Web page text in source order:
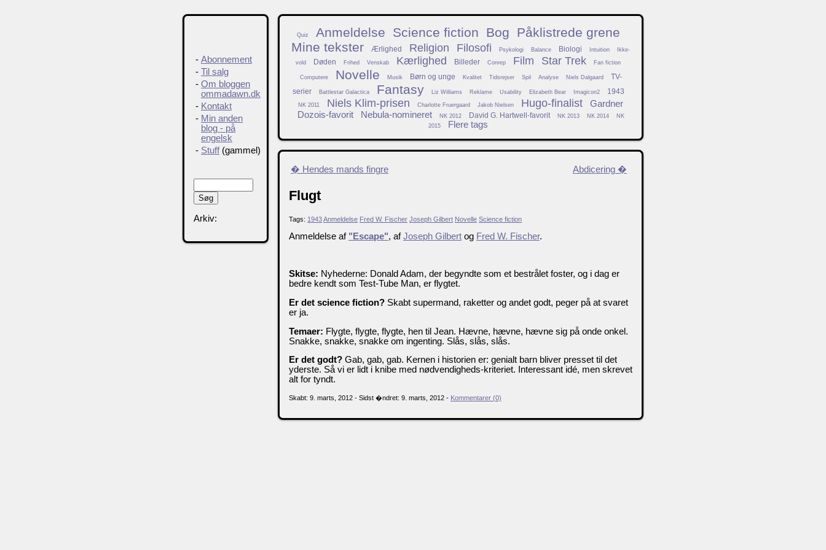
Quiz Anmeldelse Science fiction Bog
Påklistrede grene
Mine tekster
Ærlighed Religion Filosofi Psykologi Balance Biologi Intuition Ikke-
vold Døden Frihed Venskab Kærlighed Billeder Conrep Film Star Trek Fan fiction
Computere Novelle Musik Børn og unge Kvalitet Tidsrejser Spil Analyse Niels Dalgaard
TV-
serier
Battlestar Galactica Fantasy Liz Williams Reklame Usability Elizabeth Bear Imagicon2 1943
NK 2011 Niels Klim-prisen Charlotte Fruergaard Jakob Nielsen Hugo-finalist
Gardner
Dozois-favorit
Nebula-nomineret NK 2012 David G. Hartwell-favorit NK 2013 NK 2014
NK
2015
Flere tags
� Hendes mands fingre Abdicering �
Flugt
Tags: 1943Anmeldelse Fred W. Fischer Joseph Gilbert Novelle Science fiction
Anmeldelse af "Escape", afJoseph Gilbert og Fred W. Fischer.
Skitse: Nyhederne: Donald Adam, der begyndte som et bestrålet foster, og i dag er
bedre kendt som Test-Tube Man, er flygtet.
Er det science fiction? Skabt supermand, raketter og andet godt, peger på at svaret
er ja.
Temaer: Flygte, flygte, flygte, hen til Jean. Hævne, hævne, hævne sig på onde onkel.
Snakke, snakke, snakke om ingenting. Slås, slås, slås.
Er det godt? Gab, gab, gab. Kernen i historien er: genialt barn bliver presset til det
yderste. Så vi er lidt i knibe med nødvendigheds-kriteriet. Interessant idé, men skrevet
alt for tyndt.
Skabt: 9. marts, 2012 - Sidst �ndret: 9. marts, 2012 - Kommentarer (0)
- Abonnement
- Til salg
- Om bloggen
ommadawn.dk
- Kontakt
- Min anden
blog - på
engelsk
- Stuff(gammel)
Arkiv: